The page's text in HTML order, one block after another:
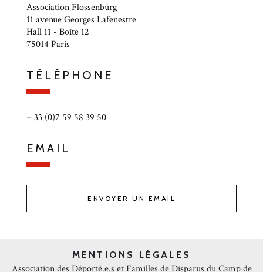
Association Flossenbürg
11 avenue Georges Lafenestre
Hall 11 - Boîte 12
75014 Paris
TÉLÉPHONE
+ 33 (0)7 59 58 39 50
EMAIL
ENVOYER UN EMAIL
MENTIONS LÉGALES
Association des Déporté.e.s et Familles de Disparus du Camp de